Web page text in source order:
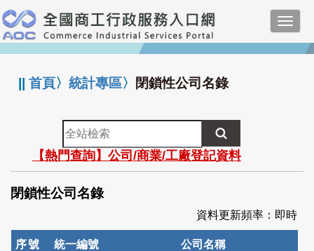
跳
到
主
要
:::
||首頁〉統計專區〉 閉鎖性公司名錄
全
站
檢
索
【熱門查詢】公司/商業/工廠登記資料
閉鎖性公司名錄
資料更新頻率：即時
序號 統一編號 公司名稱